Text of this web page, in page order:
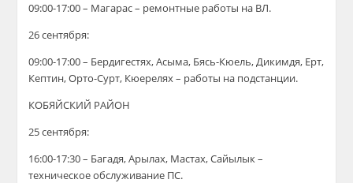
09:00-17:00 – Магарас – ремонтные работы на ВЛ.
26 сентября:
09:00-17:00 – Бердигестях, Асыма, Бясь-Кюель, Дикимдя, Ерт,
Кептин, Орто-Сурт, Кюерелях – работы на подстанции.
КОБЯЙСКИЙ РАЙОН
25 сентября:
16:00-17:30 – Багадя, Арылах, Мастах, Сайылык –
техническое обслуживание ПС.